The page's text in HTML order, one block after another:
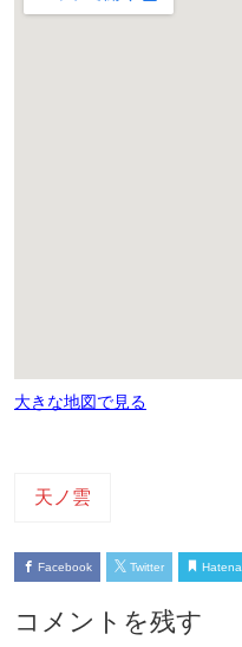
大きな地図で見る
天ノ雲
Facebook Twitter Hatena
コメントを残す